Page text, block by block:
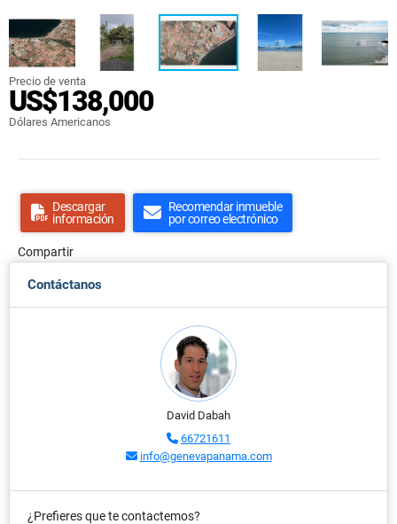
Precio de venta
US$138,000
Dólares Americanos
Descargar
información
Recomendar inmueble
por correo electrónico
Compartir
Contáctanos
David Dabah
66721611
info@genevapanama.com
¿Prefieres que te contactemos?